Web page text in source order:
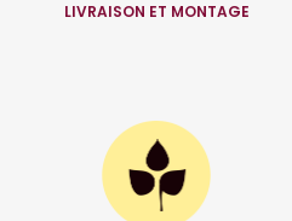
LIVRAISON ET MONTAGE